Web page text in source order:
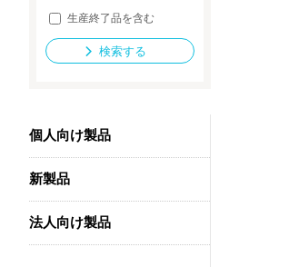
法人向け製品
生産終了品を含む
検索する
個人向け製品
新製品
法人向け製品